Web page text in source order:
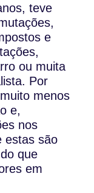
teve
e
ou muita
Por
menos
e,
nos
estas são
que
em